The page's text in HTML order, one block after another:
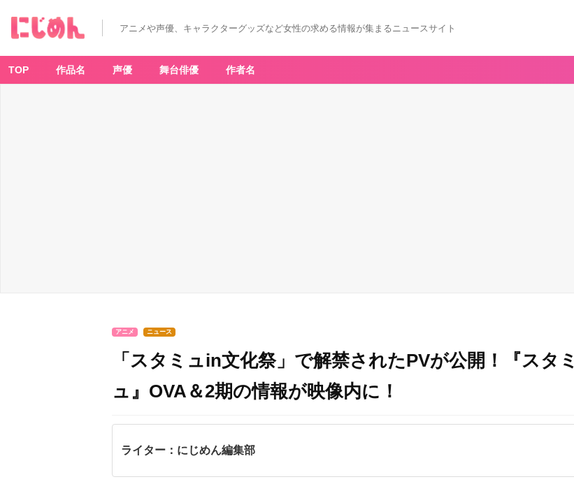
アニメや声優、キャラクターグッズなど女性の求める情報が集まるニュースサイト
TOP 作品名 声優 舞台俳優 作者名
アニメ ニュース
「スタミュin文化祭」で解禁されたPVが公開！『スタミ
ュ』OVA＆2期の情報が映像内に！
ライター：にじめん編集部